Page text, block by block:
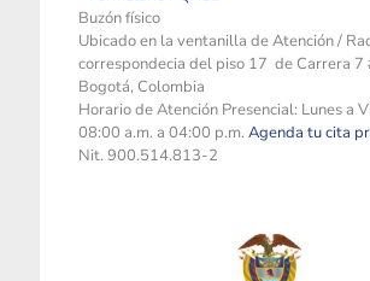
Buzón físico
Ubicado en la ventanilla de Atención /
correspondecia del piso 17 de Carrera 7
Bogotá, Colombia
Horario de Atención Presencial: Lunes a
08:00 a.m. a 04:00 p.m. Agenda tu cita
Nit. 900.514.813-2